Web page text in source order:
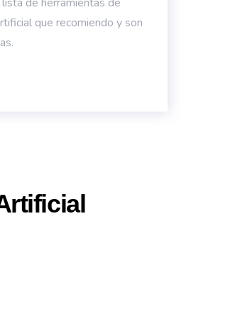
que recomiendo y son